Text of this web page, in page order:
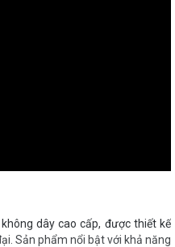
dây cao cấp, được thiết kế
Sản phẩm nổi bật với khả năng